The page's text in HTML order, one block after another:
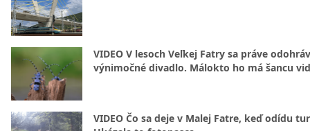
VIDEO V lesoch Veľkej Fatry sa práve
výnimočné divadlo. Málokto ho má šancu
VIDEO Čo sa deje v Malej Fatre, keď odídu